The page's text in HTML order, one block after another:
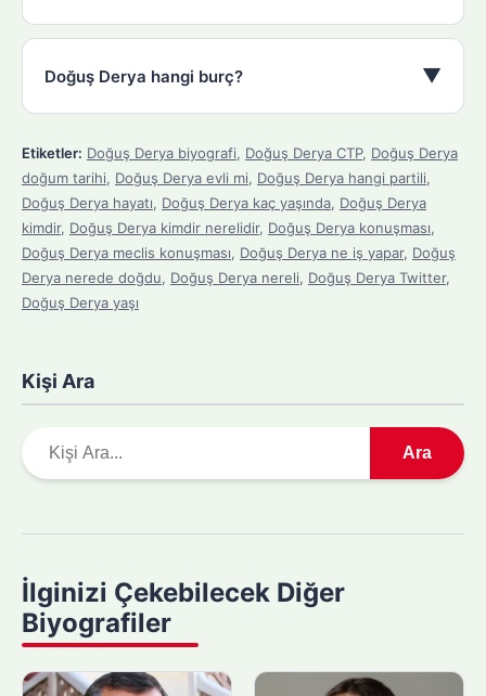
Doğuş Derya hangi burç? ▼
Etiketler: Doğuş Derya biyografi, Doğuş Derya CTP, Doğuş Derya
doğum tarihi, Doğuş Derya evli mi, Doğuş Derya hangi partili,
Doğuş Derya hayatı, Doğuş Derya kaç yaşında, Doğuş Derya
kimdir, Doğuş Derya kimdir nerelidir, Doğuş Derya konuşması,
Doğuş Derya meclis konuşması, Doğuş Derya ne iş yapar, Doğuş
Derya nerede doğdu, Doğuş Derya nereli, Doğuş Derya Twitter,
Doğuş Derya yaşı
Kişi Ara
r
y
a
p
n
Ara
İlginizi Çekebilecek Diğer
Biyografiler